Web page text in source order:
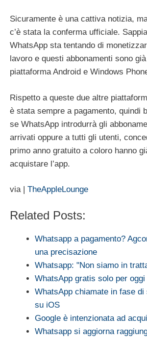
Sicuramente è una cattiva notizia,
c’è stata la conferma ufficiale.
WhatsApp sta tentando di
lavoro e questi abbonamenti sono
piattaforma Android e Windows
Rispetto a queste due altre
è stata sempre a pagamento, quindi
se WhatsApp introdurrà gli
arrivati oppure a tutti gli utenti,
primo anno gratuito a coloro hanno
acquistare l’app.
via | TheAppleLounge
Related Posts:
Whatsapp a pagamento?
una precisazione
Whatsapp: "Non siamo in
WhatsApp gratis solo per oggi
WhatsApp chiamate in fase di
su iOS
Google è intenzionata ad
Whatsapp si aggiorna